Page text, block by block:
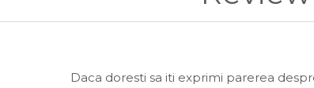
Daca doresti sa iti exprimi parerea